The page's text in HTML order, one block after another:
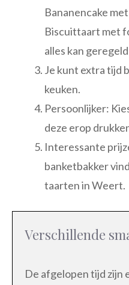
Bananencake
Biscuittaart met
alles kan
Je kunt extra tijd
keuken.
Persoonlijker:
deze erop
Interessante
banketbakker
taarten in Weert.
Verschillende
De afgelopen tijd zijn